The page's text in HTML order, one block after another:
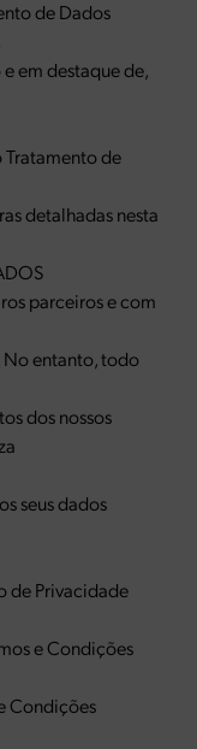
de Dados
em destaque de,
de
detalhadas nesta
parceiros e com
No entanto, todo
dos nossos
seus dados
de Privacidade
e Condições
Condições